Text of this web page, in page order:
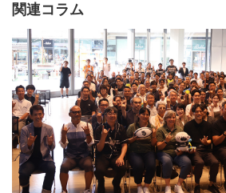
関連コラム